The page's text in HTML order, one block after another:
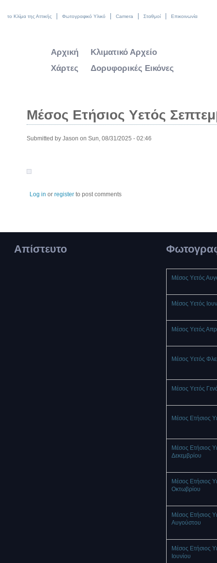
το Κλίμα της Αττικής Φωτογραφικό Υλικό Camera Σταθμοί Επικοινωνία
Αρχική
Κλιματικό Αρχείο
Χάρτες
Δορυφορικές Εικόνες
Μέσος Ετήσιος Υετός
Submitted by Jason on Sun, 08/31/2025 - 02:46
Log in or register to post comments
Απίστευτο
Μέσος Υετός
Μέσος Υετός
Μέσος Υετός
Μέσος Υετός
Μέσος Υετός
Μέσος Ετήσιος
Μέσος Ετήσιος
Δεκεμβρίου
Μέσος Ετήσιος
Οκτωβρίου
Μέσος Ετήσιος
Αυγούστου
Μέσος Ετήσιος
Ιουνίου